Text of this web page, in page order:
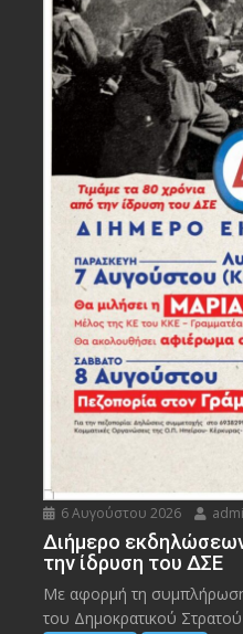
6 Αυγούστου 2026
Διήμερο
την ίδρυση του ΔΣΕ
Με αφορμή τη
του Δημοκρατικού